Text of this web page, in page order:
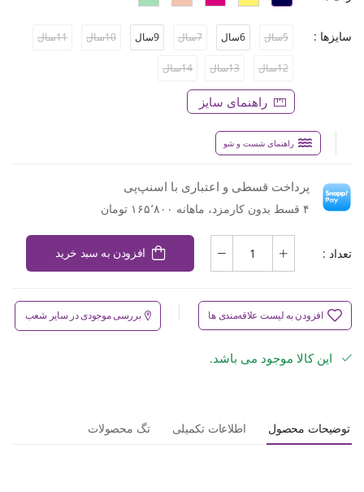
سایزها : 5سال 6سال 7سال 9سال 10سال 11سال
12سال 13سال 14سال
راهنمای سایز
راهنمای شست و شو
پرداخت قسطی و اعتباری با اسنپ‌پی
۴ قسط بدون کارمزد، ماهانه ۱۶۵٬۸۰۰ تومان
تعداد : افزودن به سبد خرید
افزودن به لیست علاقه‌مندی ها بررسی موجودی در سایر شعب
این کالا موجود می باشد.
توضیحات محصول اطلاعات تکمیلی تگ محصولات